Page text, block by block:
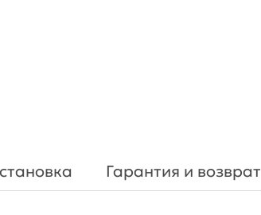
Гарантия и возврат